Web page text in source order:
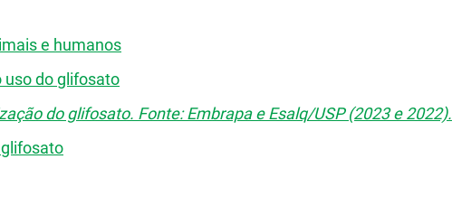
e humanos
uso do glifosato
do glifosato. Fonte: Embrapa e Esalq/USP (2023 e 2022).